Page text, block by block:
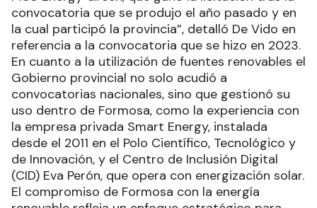
convocatoria que se produjo el año pasado y en
la cual participó la provincia”, detalló De Vido en
referencia a la convocatoria que se hizo en 2023.
En cuanto a la utilización de fuentes renovables el
Gobierno provincial no solo acudió a
convocatorias nacionales, sino que gestionó su
uso dentro de Formosa, como la experiencia con
la empresa privada Smart Energy, instalada
desde el 2011 en el Polo Científico, Tecnológico y
de Innovación, y el Centro de Inclusión Digital
(CID) Eva Perón, que opera con energización solar.
El compromiso de Formosa con la energía